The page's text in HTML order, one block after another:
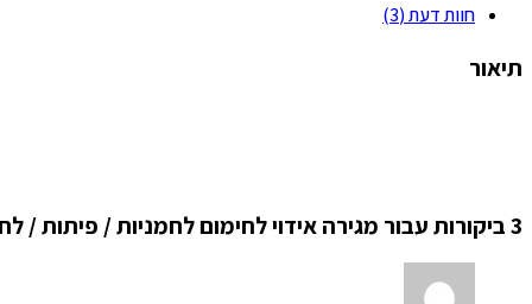
חוות דעת (3)
תיאור
3 ביקורות עבור מגירה אידוי לחימום לחמניות / פיתות /